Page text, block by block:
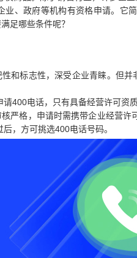
业、政府等机构有资格申请。它
足哪些条件呢？
和标志性，深受企业青睐。但并
400电话，只有具备经营许可资
严格，申请时需携带企业经营
，方可挑选400电话号码。